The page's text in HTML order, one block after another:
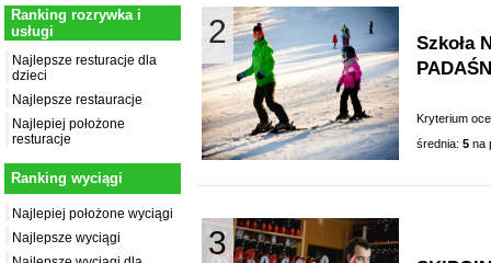
Ranking rozrywka i
usługi
Najlepsze resturacje dla
dzieci
Najlepsze restauracje
Najlepiej położone
resturacje
Ranking wyciągi
Najlepiej położone wyciągi
Najlepsze wyciągi
2
Szkoła
Kryterium
średnia: 5 na
3